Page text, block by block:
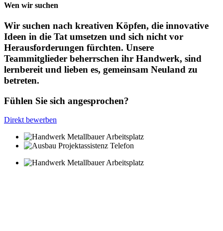
Wen wir suchen
Wir suchen nach kreativen Köpfen, die innovative
Ideen in die Tat umsetzen und sich nicht vor
Herausforderungen fürchten. Unsere
Teammitglieder beherrschen ihr Handwerk, sind
lernbereit und lieben es, gemeinsam Neuland zu
betreten.
Fühlen Sie sich angesprochen?
Direkt bewerben